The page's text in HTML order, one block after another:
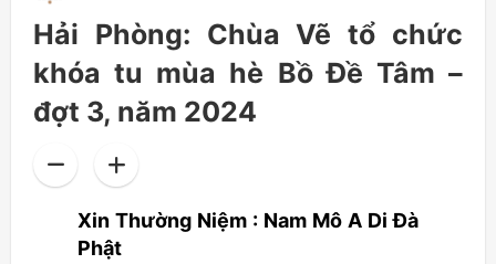
Hải Phòng: Chùa Vẽ tổ chức
khóa tu mùa hè Bồ Đề Tâm –
đợt 3, năm 2024
Xin Thường Niệm : Nam Mô A Di Đà
Phật